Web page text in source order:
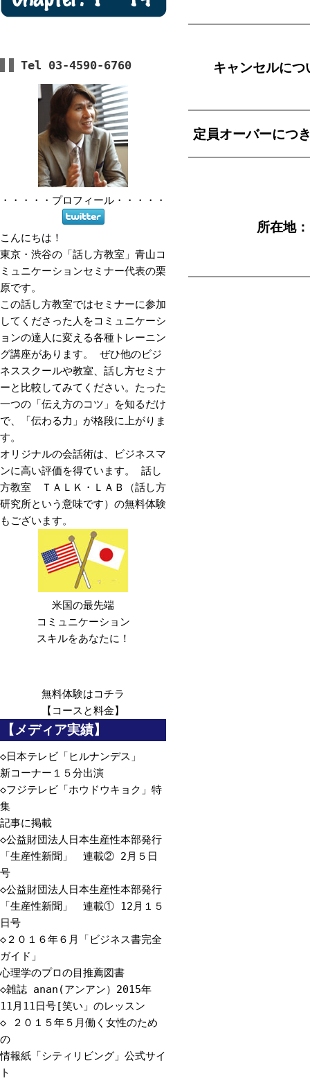
キャンセルにつ
定員オーバーにつ
所在地
Tel 03-4590-6760
・・・・・ プロフィール ・・・・・
こんにちは！
東京・渋谷の「話し方教室」青山コ
ミュニケーションセミナー代表の栗
原です。
この話し方教室ではセミナーに参加
してくださった人をコミュニケーシ
ョンの達人に変える各種トレーニン
グ講座があります。 ぜひ他のビジ
ネススクールや教室、話し方セミナ
ーと比較してみてください。たった
一つの「伝え方のコツ」を知るだけ
で、「伝わる力」が格段に上がりま
す。
オリジナルの会話術は、ビジネスマ
ンに高い評価を得ています。 話し
方教室 ＴＡＬＫ・ＬＡＢ（話し方
研究所という意味です）の無料体験
もございます。
米国の最先端
コミュニケーション
スキルをあなたに！
無料体験はコチラ
【コースと料金】
【メディア実績】
◇日本テレビ「ヒルナンデス」
新コーナー１５分出演
◇フジテレビ「ホウドウキョク」特
集
記事に掲載
◇公益財団法人日本生産性本部発行
「生産性新聞」 連載② 2月５日
号
◇公益財団法人日本生産性本部発行
「生産性新聞」 連載① 12月１５
日号
◇２０１６年６月「ビジネス書完全
ガイド」
心理学のプロの目推薦図書
◇雑誌 anan(アンアン）2015年
11月11日号[笑い」のレッスン
◇
２０１５年５月働く女性のため
の
情報紙「シティリビング」公式サイ
ト